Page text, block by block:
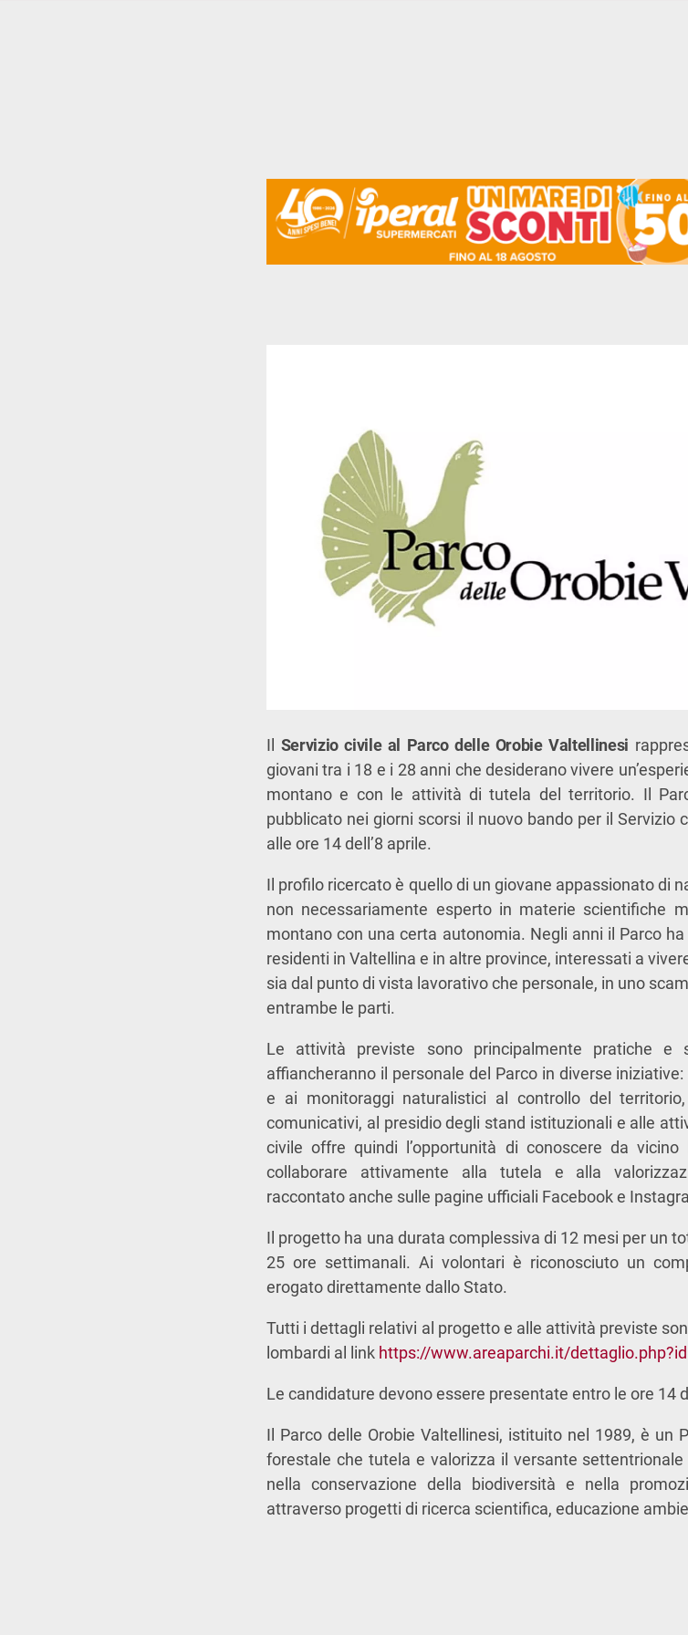
Il Servizio civile al Parco delle Orobie Valtellinesi
giovani tra i 18 e i 28 anni che desiderano vivere
montano e con le attività di tutela del territorio. Il
pubblicato nei giorni scorsi il nuovo bando per il Servizio
alle ore 14 dell’8 aprile.
Il profilo ricercato è quello di un giovane appassionato di
non necessariamente esperto in materie scientifiche
montano con una certa autonomia. Negli anni il Parco
residenti in Valtellina e in altre province, interessati a
sia dal punto di vista lavorativo che personale, in uno
entrambe le parti.
Le attività previste sono principalmente pratiche
affiancheranno il personale del Parco in diverse
e ai monitoraggi naturalistici al controllo del
comunicativi, al presidio degli stand istituzionali e alle
civile offre quindi l’opportunità di conoscere da
collaborare attivamente alla tutela e alla
raccontato anche sulle pagine ufficiali Facebook e
Il progetto ha una durata complessiva di 12 mesi per un
25 ore settimanali. Ai volontari è riconosciuto un
erogato direttamente dallo Stato.
Tutti i dettagli relativi al progetto e alle attività previste
lombardi al link https://www.areaparchi.it/
Le candidature devono essere presentate entro le ore 14
Il Parco delle Orobie Valtellinesi, istituito nel 1989, è un
forestale che tutela e valorizza il versante settentrionale
nella conservazione della biodiversità e nella
attraverso progetti di ricerca scientifica, educazione